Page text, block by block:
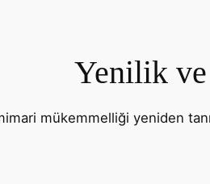
Yenilik
mükemmelliği yeniden